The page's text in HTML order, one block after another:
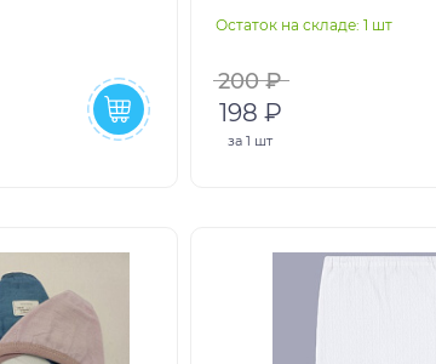
Остаток на складе: 1 шт
200 ₽
198 ₽
за1 шт